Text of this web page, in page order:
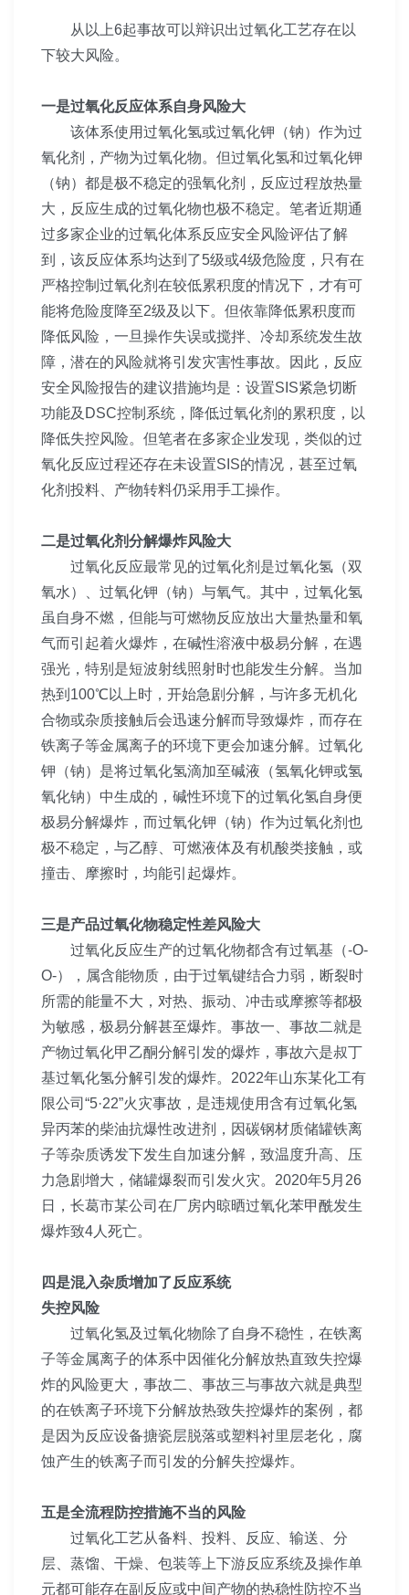
从以上6起事故可以辩识出过氧化工艺存在以
下较大风险。
一是过氧化反应体系自身风险大
该体系使用过氧化氢或过氧化钾（钠）作为过
氧化剂，产物为过氧化物。但过氧化氢和过氧化钾
（钠）都是极不稳定的强氧化剂，反应过程放热量
大，反应生成的过氧化物也极不稳定。笔者近期通
过多家企业的过氧化体系反应安全风险评估了解
到，该反应体系均达到了5级或4级危险度，只有在
严格控制过氧化剂在较低累积度的情况下，才有可
能将危险度降至2级及以下。但依靠降低累积度而
降低风险，一旦操作失误或搅拌、冷却系统发生故
障，潜在的风险就将引发灾害性事故。因此，反应
安全风险报告的建议措施均是：设置SIS紧急切断
功能及DSC控制系统，降低过氧化剂的累积度，以
降低失控风险。但笔者在多家企业发现，类似的过
氧化反应过程还存在未设置SIS的情况，甚至过氧
化剂投料、产物转料仍采用手工操作。
二是过氧化剂分解爆炸风险大
过氧化反应最常见的过氧化剂是过氧化氢（双
氧水）、过氧化钾（钠）与氧气。其中，过氧化氢
虽自身不燃，但能与可燃物反应放出大量热量和氧
气而引起着火爆炸，在碱性溶液中极易分解，在遇
强光，特别是短波射线照射时也能发生分解。当加
热到100℃以上时，开始急剧分解，与许多无机化
合物或杂质接触后会迅速分解而导致爆炸，而存在
铁离子等金属离子的环境下更会加速分解。过氧化
钾（钠）是将过氧化氢滴加至碱液（氢氧化钾或氢
氧化钠）中生成的，碱性环境下的过氧化氢自身便
极易分解爆炸，而过氧化钾（钠）作为过氧化剂也
极不稳定，与乙醇、可燃液体及有机酸类接触，或
撞击、摩擦时，均能引起爆炸。
三是产品过氧化物稳定性差风险大
过氧化反应生产的过氧化物都含有过氧基（-O-
O-），属含能物质，由于过氧键结合力弱，断裂时
所需的能量不大，对热、振动、冲击或摩擦等都极
为敏感，极易分解甚至爆炸。事故一、事故二就是
产物过氧化甲乙酮分解引发的爆炸，事故六是叔丁
基过氧化氢分解引发的爆炸。2022年山东某化工有
限公司“5·22”火灾事故，是违规使用含有过氧化氢
异丙苯的柴油抗爆性改进剂，因碳钢材质储罐铁离
子等杂质诱发下发生自加速分解，致温度升高、压
力急剧增大，储罐爆裂而引发火灾。2020年5月26
日，长葛市某公司在厂房内晾晒过氧化苯甲酰发生
爆炸致4人死亡。
四是混入杂质增加了反应系统
失控风险
过氧化氢及过氧化物除了自身不稳性，在铁离
子等金属离子的体系中因催化分解放热直致失控爆
炸的风险更大，事故二、事故三与事故六就是典型
的在铁离子环境下分解放热致失控爆炸的案例，都
是因为反应设备搪瓷层脱落或塑料衬里层老化，腐
蚀产生的铁离子而引发的分解失控爆炸。
五是全流程防控措施不当的风险
过氧化工艺从备料、投料、反应、输送、分
层、蒸馏、干燥、包装等上下游反应系统及操作单
元都可能存在副反应或中间产物的热稳性防控不当